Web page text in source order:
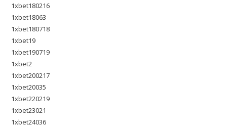
1xbet180216
1xbet18063
1xbet180718
1xbet19
1xbet190719
1xbet2
1xbet200217
1xbet20035
1xbet220219
1xbet23021
1xbet24036